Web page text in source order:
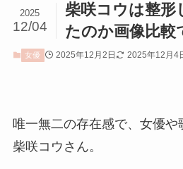
柴咲コウは整形
たのか画像比較
2025
12/04
女優 2025年12月2日 2025年12月4
唯一無二の存在感で、女優や
柴咲コウさん。